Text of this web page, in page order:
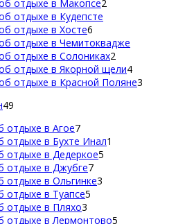
отдыхе в Макопсе2
отдыхе в Кудепсте
отдыхе в Хосте6
отдыхе в Чемитоквадже
отдыхе в Солониках2
отдыхе в Якорной щели4
отдыхе в Красной Поляне3
49
отдыхе в Агое7
отдыхе в Бухте Инал1
отдыхе в Дедеркое5
отдыхе в Джубге7
отдыхе в Ольгинке3
отдыхе в Туапсе5
отдыхе в Пляхо3
отдыхе в Лермонтово5